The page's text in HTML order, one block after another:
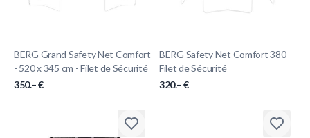
BERG Grand Safety Net Comfort
- 520 x 345 cm - Filet de Sécurité
350.– €
BERG Safety Net Comfort 380 -
Filet de Sécurité
320.– €